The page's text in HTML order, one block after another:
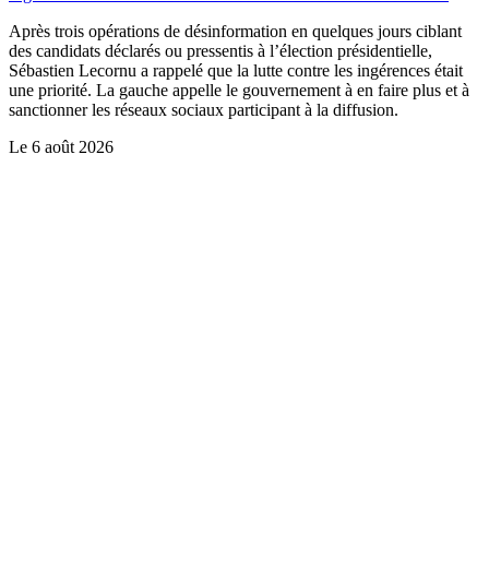
Après trois opérations de désinformation en quelques jours ciblant
des candidats déclarés ou pressentis à l’élection présidentielle,
Sébastien Lecornu a rappelé que la lutte contre les ingérences était
une priorité. La gauche appelle le gouvernement à en faire plus et à
sanctionner les réseaux sociaux participant à la diffusion.
Le 6 août 2026